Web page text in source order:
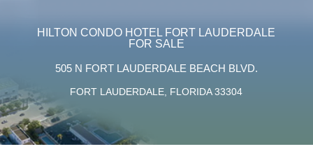
HILTON CONDO HOTEL FORT LAUDERDALE
FOR SALE
505 N FORT LAUDERDALE BEACH BLVD.
FORT LAUDERDALE, FLORIDA 33304